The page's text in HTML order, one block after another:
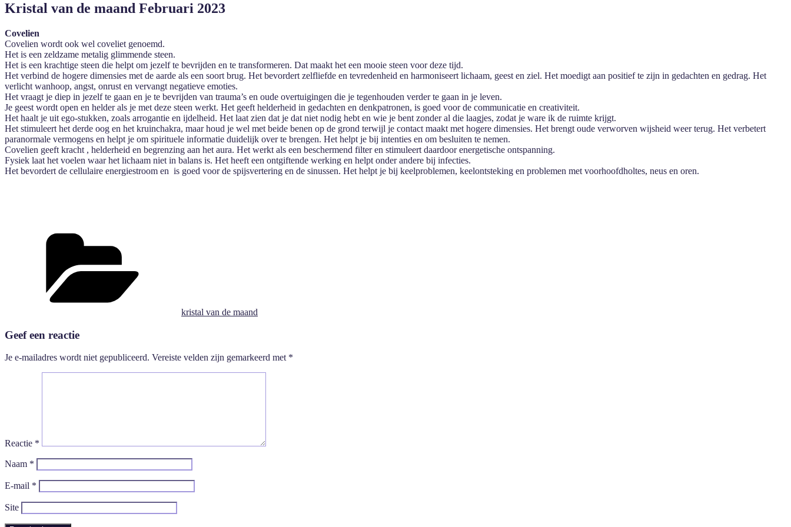
Kristal van de maand Februari 2023
Covelien
Covelien wordt ook wel coveliet genoemd.
Het is een zeldzame metalig glimmende steen.
Het is een krachtige steen die helpt om jezelf te bevrijden en te transformeren. Dat maakt het een mooie steen voor deze tijd.
Het verbind de hogere dimensies met de aarde als een soort brug. Het bevordert zelfliefde en tevredenheid en harmoniseert lichaam, geest en ziel. Het moedigt aan positief te zijn in gedachten en gedrag. Het
verlicht wanhoop, angst, onrust en vervangt negatieve emoties.
Het vraagt je diep in jezelf te gaan en je te bevrijden van trauma’s en oude overtuigingen die je tegenhouden verder te gaan in je leven.
Je geest wordt open en helder als je met deze steen werkt. Het geeft helderheid in gedachten en denkpatronen, is goed voor de communicatie en creativiteit.
Het haalt je uit ego-stukken, zoals arrogantie en ijdelheid. Het laat zien dat je dat niet nodig hebt en wie je bent zonder al die laagjes, zodat je ware ik de ruimte krijgt.
Het stimuleert het derde oog en het kruinchakra, maar houd je wel met beide benen op de grond terwijl je contact maakt met hogere dimensies. Het brengt oude verworven wijsheid weer terug. Het verbetert
paranormale vermogens en helpt je om spirituele informatie duidelijk over te brengen. Het helpt je bij intenties en om besluiten te nemen.
Covelien geeft kracht , helderheid en begrenzing aan het aura. Het werkt als een beschermend filter en stimuleert daardoor energetische ontspanning.
Fysiek laat het voelen waar het lichaam niet in balans is. Het heeft een ontgiftende werking en helpt onder andere bij infecties.
Het bevordert de cellulaire energiestroom en is goed voor de spijsvertering en de sinussen. Het helpt je bij keelproblemen, keelontsteking en problemen met voorhoofdholtes, neus en oren.
kristal van de maand
Geef een reactie
Je e-mailadres wordt niet gepubliceerd. Vereiste velden zijn gemarkeerd met *
Reactie *
Naam *
E-mail *
Site